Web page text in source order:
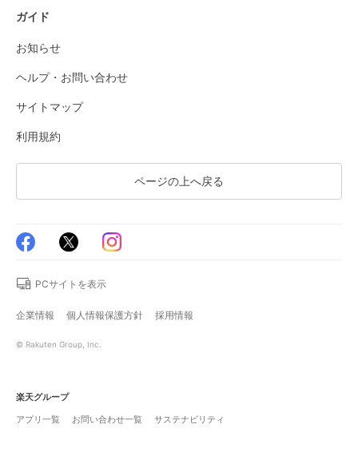
ガイド
お知らせ
ヘルプ・お問い合わせ
サイトマップ
利用規約
ページの上へ戻る
PCサイトを表示
企業情報 個人情報保護方針 採用情報
© Rakuten Group, Inc.
楽天グループ
アプリ一覧
お問い合わせ一覧 サステナビリティ